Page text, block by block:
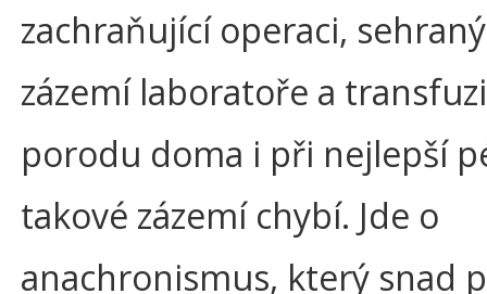
zachraňující operaci,
zázemí laboratoře a
porodu doma i při nejlepší
takové zázemí chybí. Jde o
anachronismus, který snad